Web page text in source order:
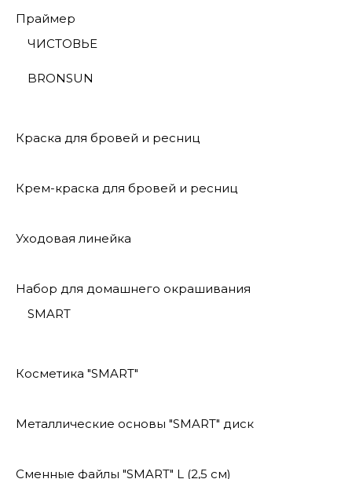
Праймер
ЧИСТОВЬЕ
BRONSUN
Краска для бровей и ресниц
Крем-краска для бровей и ресниц
Уходовая линейка
Набор для домашнего окрашивания
SMART
Косметика "SMART"
Металлические основы "SMART" диск
Сменные файлы "SMART" L (2,5 см)